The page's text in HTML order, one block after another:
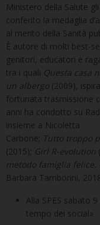
Ministero della Salute
conferito la medaglia
al merito della Sanità
È autore di molti best-
genitori, educatori e
tra i quali Questa casa
un albergo (2009),
fortunata trasmissione
anni ha condotto su
insieme a Nicoletta
Carbone; Tutto troppo
(2015); Girl R-evolution
metodo famiglia
Barbara Tamborini,
Alla SPES sabato
tempo dei social»